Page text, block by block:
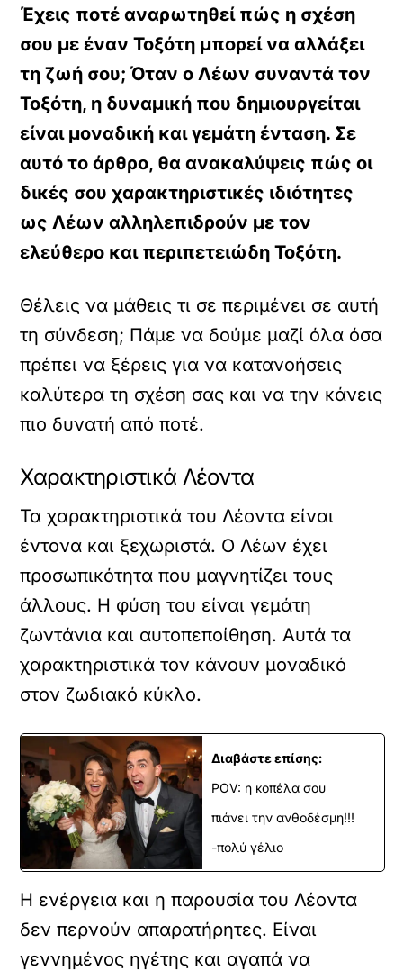
Έχεις ποτέ αναρωτηθεί πώς η σχέση
σου με έναν Τοξότη μπορεί να αλλάξει
τη ζωή σου; Όταν ο Λέων συναντά τον
Τοξότη, η δυναμική που δημιουργείται
είναι μοναδική και γεμάτη ένταση. Σε
αυτό το άρθρο, θα ανακαλύψεις πώς οι
δικές σου χαρακτηριστικές ιδιότητες
ως Λέων αλληλεπιδρούν με τον
ελεύθερο και περιπετειώδη Τοξότη.
Θέλεις να μάθεις τι σε περιμένει σε αυτή
τη σύνδεση; Πάμε να δούμε μαζί όλα όσα
πρέπει να ξέρεις για να κατανοήσεις
καλύτερα τη σχέση σας και να την κάνεις
πιο δυνατή από ποτέ.
Χαρακτηριστικά Λέοντα
Τα χαρακτηριστικά του Λέοντα είναι
έντονα και ξεχωριστά. Ο Λέων έχει
προσωπικότητα που μαγνητίζει τους
άλλους. Η φύση του είναι γεμάτη
ζωντάνια και αυτοπεποίθηση. Αυτά τα
χαρακτηριστικά τον κάνουν μοναδικό
στον ζωδιακό κύκλο.
Διαβάστε επίσης:
POV: η κοπέλα σου
πιάνει την ανθοδέσμη!!!
-πολύ γέλιο
Η ενέργεια και η παρουσία του Λέοντα
δεν περνούν απαρατήρητες. Είναι
γεννημένος ηγέτης και αγαπά να